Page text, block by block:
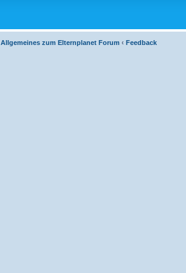
Allgemeines zum Elternplanet Forum ‹ Feedback